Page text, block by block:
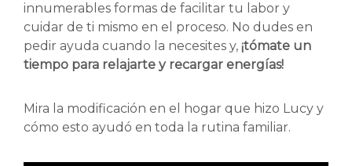
innumerables formas de facilitar tu labor y
cuidar de ti mismo en el proceso. No dudes en
pedir ayuda cuando la necesites y, ¡tómate un
tiempo para relajarte y recargar energías!
Mira la modificación en el hogar que hizo Lucy y
cómo esto ayudó en toda la rutina familiar.